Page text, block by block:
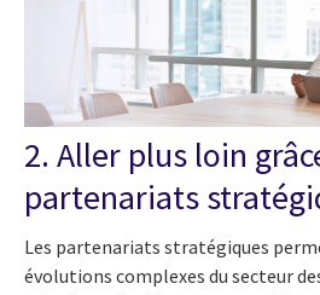
2. Aller plus loin
partenariats
Les partenariats stratégiques
évolutions complexes du secteur